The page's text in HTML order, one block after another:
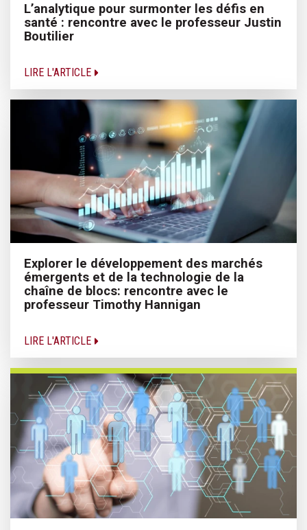
L’analytique pour surmonter les défis en
santé : rencontre avec le professeur Justin
Boutilier
LIRE L'ARTICLE
Explorer le développement des marchés
émergents et de la technologie de la
chaîne de blocs: rencontre avec le
professeur Timothy Hannigan
LIRE L'ARTICLE